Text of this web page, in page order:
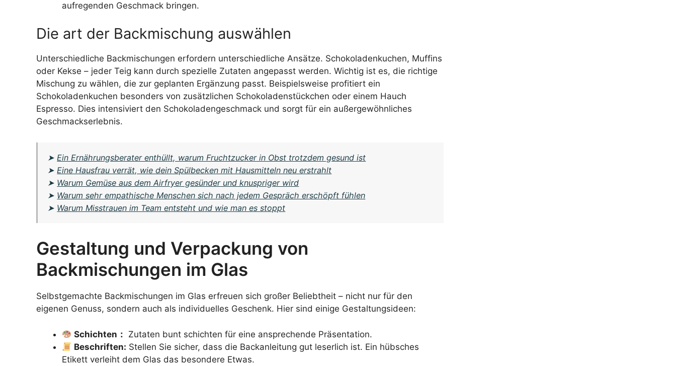
aufregenden Geschmack bringen.
Die art der Backmischung auswählen
Unterschiedliche Backmischungen erfordern unterschiedliche Ansätze. Schokoladenkuchen, Muffins
oder Kekse – jeder Teig kann durch spezielle Zutaten angepasst werden. Wichtig ist es, die richtige
Mischung zu wählen, die zur geplanten Ergänzung passt. Beispielsweise profitiert ein
Schokoladenkuchen besonders von zusätzlichen Schokoladenstückchen oder einem Hauch
Espresso. Dies intensiviert den Schokoladengeschmack und sorgt für ein außergewöhnliches
Geschmackserlebnis.
➤ Ein Ernährungsberater enthüllt, warum Fruchtzucker in Obst trotzdem gesund ist
➤ Eine Hausfrau verrät, wie dein Spülbecken mit Hausmitteln neu erstrahlt
➤ Warum Gemüse aus dem Airfryer gesünder und knuspriger wird
➤ Warum sehr empathische Menschen sich nach jedem Gespräch erschöpft fühlen
➤ Warum Misstrauen im Team entsteht und wie man es stoppt
Gestaltung und Verpackung von
Backmischungen im Glas
Selbstgemachte Backmischungen im Glas erfreuen sich großer Beliebtheit – nicht nur für den
eigenen Genuss, sondern auch als individuelles Geschenk. Hier sind einige Gestaltungsideen:
Schichten： Zutaten bunt schichten für eine ansprechende Präsentation.
Beschriften: Stellen Sie sicher, dass die Backanleitung gut leserlich ist. Ein hübsches
Etikett verleiht dem Glas das besondere Etwas.